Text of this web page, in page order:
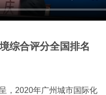
综合评分全国排名
，2020年广州城市国际化